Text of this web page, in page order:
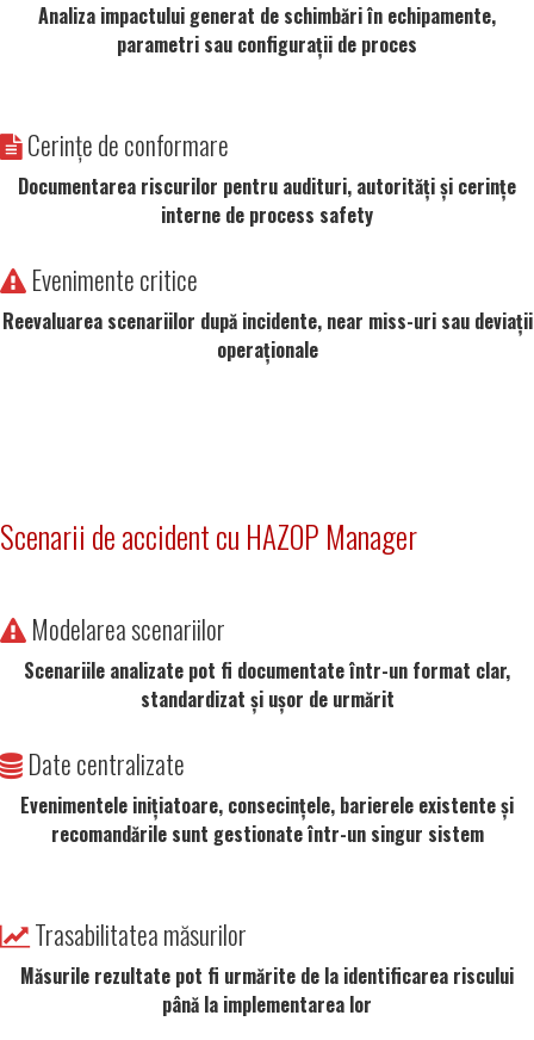
Analiza impactului generat de schimbări în echipamente,
parametri sau configurații de proces
Cerințe de conformare
Documentarea riscurilor pentru audituri, autorități și cerințe
interne de process safety
Evenimente critice
Reevaluarea scenariilor după incidente, near miss-uri sau deviații
operaționale
Scenarii de accident cu HAZOP Manager
Modelarea scenariilor
Scenariile analizate pot fi documentate într-un format clar,
standardizat și ușor de urmărit
Date centralizate
Evenimentele inițiatoare, consecințele, barierele existente și
recomandările sunt gestionate într-un singur sistem
Trasabilitatea măsurilor
Măsurile rezultate pot fi urmărite de la identificarea riscului
până la implementarea lor